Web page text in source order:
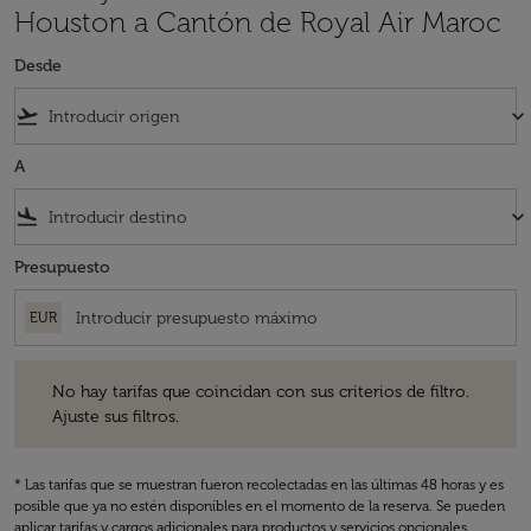
Houston a Cantón de Royal Air Maroc
Desde
flight_takeoff keyboard_arrow_down
A
flight_land keyboard_arrow_down
Presupuesto
EUR
No hay tarifas que coincidan con sus criterios de filtro.
Ajuste sus filtros.
* Las tarifas que se muestran fueron recolectadas en las últimas 48 horas y es
posible que ya no estén disponibles en el momento de la reserva. Se pueden
aplicar tarifas y cargos adicionales para productos y servicios opcionales.